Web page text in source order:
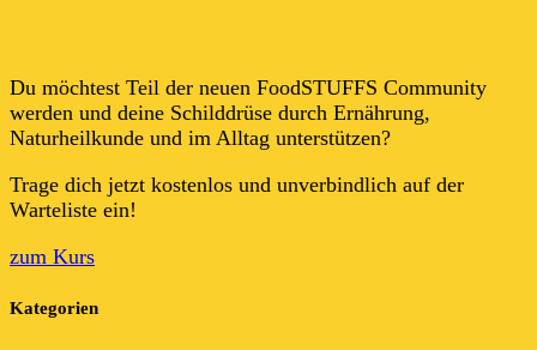
Du möchtest Teil der neuen FoodSTUFFS Community
werden und deine Schilddrüse durch Ernährung,
Naturheilkunde und im Alltag unterstützen?
Trage dich jetzt kostenlos und unverbindlich auf der
Warteliste ein!
zum Kurs
Kategorien